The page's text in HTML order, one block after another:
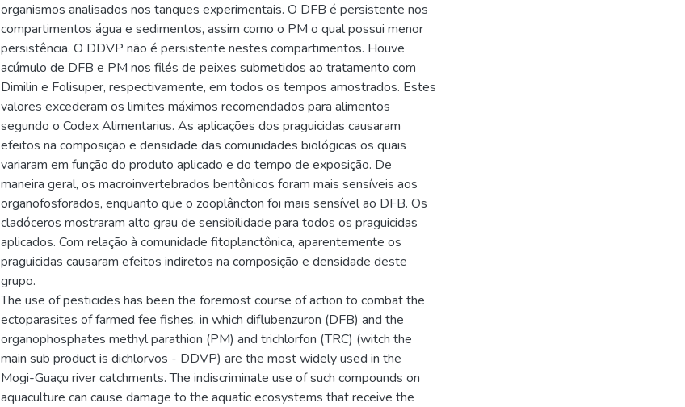
organismos analisados nos tanques experimentais. O DFB é persistente nos
compartimentos água e sedimentos, assim como o PM o qual possui menor
persistência. O DDVP não é persistente nestes compartimentos. Houve
acúmulo de DFB e PM nos filés de peixes submetidos ao tratamento com
Dimilin e Folisuper, respectivamente, em todos os tempos amostrados. Estes
valores excederam os limites máximos recomendados para alimentos
segundo o Codex Alimentarius. As aplicações dos praguicidas causaram
efeitos na composição e densidade das comunidades biológicas os quais
variaram em função do produto aplicado e do tempo de exposição. De
maneira geral, os macroinvertebrados bentônicos foram mais sensíveis aos
organofosforados, enquanto que o zooplâncton foi mais sensível ao DFB. Os
cladóceros mostraram alto grau de sensibilidade para todos os praguicidas
aplicados. Com relação à comunidade fitoplanctônica, aparentemente os
praguicidas causaram efeitos indiretos na composição e densidade deste
grupo.
The use of pesticides has been the foremost course of action to combat the
ectoparasites of farmed fee fishes, in which diflubenzuron (DFB) and the
organophosphates methyl parathion (PM) and trichlorfon (TRC) (witch the
main sub product is dichlorvos - DDVP) are the most widely used in the
Mogi-Guaçu river catchments. The indiscriminate use of such compounds on
aquaculture can cause damage to the aquatic ecosystems that receive the